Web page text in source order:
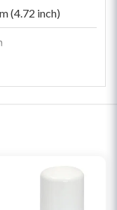
(4.72 inch)